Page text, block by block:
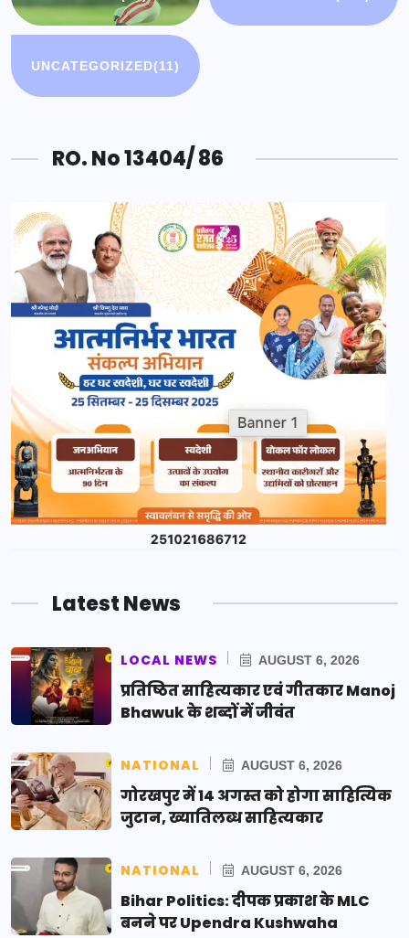
UNCATEGORIZED(11)
RO. No 13404/ 86
Latest News
LOCAL NEWS AUGUST 6, 2026
प्रतिष्ठित साहित्यकार एवं गीतकार Manoj
Bhawuk के शब्दों में जीवंत
NATIONAL AUGUST 6, 2026
गोरखपुर में 14 अगस्त को होगा साहित्यिक
जुटान, ख्यातिलब्ध साहित्यकार
NATIONAL AUGUST 6, 2026
Bihar Politics: दीपक प्रकाश के MLC
बनने पर Upendra Kushwaha